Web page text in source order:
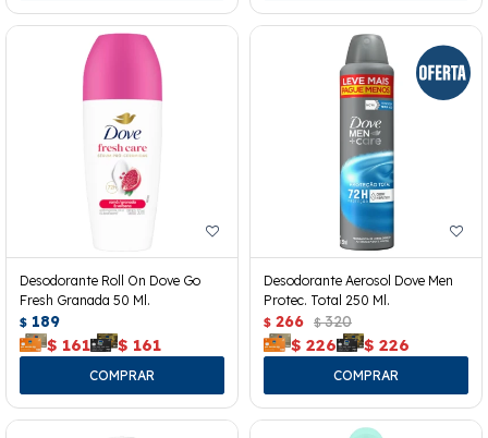
Desodorante Roll On Dove Go
Fresh Granada 50 Ml.
$ 189
$ 161 $ 161
Desodorante Aerosol Dove Men
Protec. Total 250 Ml.
$ 266 $ 320
$ 226 $ 226